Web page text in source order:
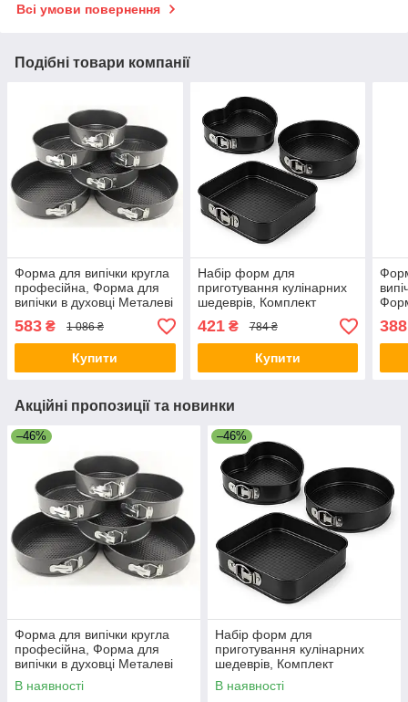
Всі умови повернення
Подібні товари компанії
Форма для випічки кругла
професійна, Форма для
випічки в духовці Металеві
кільця KA-93
583 ₴ 1 086 ₴
Купити
Набір форм для
приготування кулінарних
шедеврів, Комплект
розсувних форм для
випічки DS-82
421₴ 784 ₴
Купити
388
Акційні пропозиції та новинки
–46%
Форма для випічки кругла
професійна, Форма для
випічки в духовці Металеві
кільця KA-93
В наявності
–46%
Набір форм для
приготування кулінарних
шедеврів, Комплект
розсувних форм для випічки
DS-82
В наявності